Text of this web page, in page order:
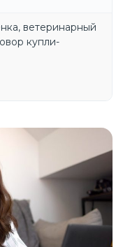
ветеринарный
купли-